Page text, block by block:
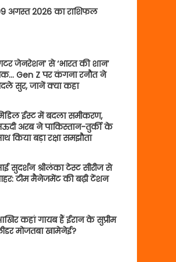
अगस्त 2026 का राशिफल
जेनरेशन’ से ‘भारत की शान’
Gen Z पर कंगना रनौत ने
सुर, जानें क्या कहा
ईस्ट में बदला समीकरण,
अरब ने पाकिस्तान-तुर्की के
किया बड़ा रक्षा समझौता
सुदर्शन श्रीलंका टेस्ट सीरीज से
टीम मैनेजमेंट की बढ़ी टेंशन
कहां गायब हैं ईरान के सुप्रीम
मोजतबा खामेनेई?